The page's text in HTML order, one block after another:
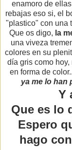
enamoro de
rebajas eso si, el
"plastico" con una
Que os digo, la
una viveza
colores en su
día gris como
en forma de color..
ya me lo han
Y
Que es lo
Espero
hago